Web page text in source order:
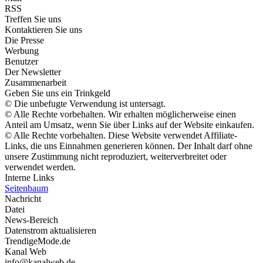
RSS
Treffen Sie uns
Kontaktieren Sie uns
Die Presse
Werbung
Benutzer
Der Newsletter
Zusammenarbeit
Geben Sie uns ein Trinkgeld
© Die unbefugte Verwendung ist untersagt.
© Alle Rechte vorbehalten. Wir erhalten möglicherweise einen
Anteil am Umsatz, wenn Sie über Links auf der Website einkaufen.
© Alle Rechte vorbehalten. Diese Website verwendet Affiliate-
Links, die uns Einnahmen generieren können. Der Inhalt darf ohne
unsere Zustimmung nicht reproduziert, weiterverbreitet oder
verwendet werden.
Interne Links
Seitenbaum
Nachricht
Datei
News-Bereich
Datenstrom aktualisieren
TrendigeMode.de
Kanal Web